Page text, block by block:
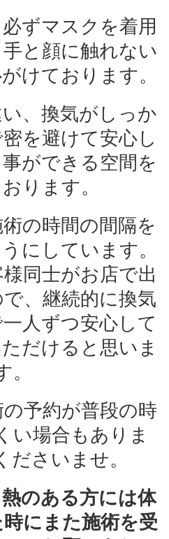
ずマスクを着用
と顔に触れない
けております。
、換気がしっか
を避けて安心し
ができる空間を
ります。
の時間の間隔を
にしています。
同士がお店で出
、継続的に換気
人ずつ安心して
だけると思いま
。
予約が普段の時
い場合もありま
ださいませ。
のある方には体
にまた施術を受